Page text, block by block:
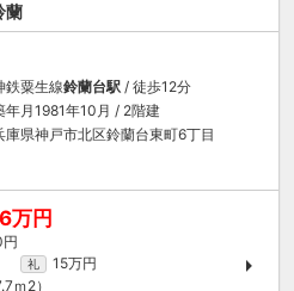
蘭
鉄粟生線鈴蘭台駅 / 徒歩12分
年月1981年10月 / 2階建
庫県神戸市北区鈴蘭台東町6丁目
6万円
礼
15万円
ｍ 2）